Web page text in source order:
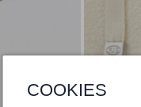
COOKIES